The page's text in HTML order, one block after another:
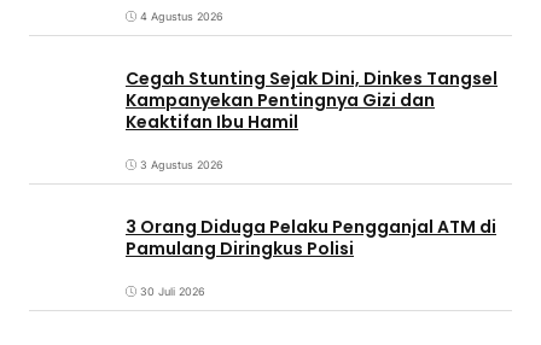
4 Agustus 2026
Cegah Stunting Sejak Dini, Dinkes Tangsel
Kampanyekan Pentingnya Gizi dan
Keaktifan Ibu Hamil
3 Agustus 2026
3 Orang Diduga Pelaku Pengganjal ATM di
Pamulang Diringkus Polisi
30 Juli 2026